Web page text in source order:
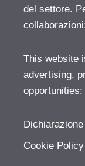
del settore.
This website
advertising,
opportunities:
Cookie